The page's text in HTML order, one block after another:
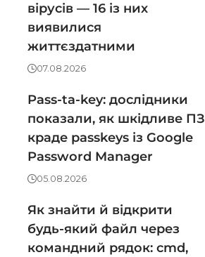
вірусів — 16 із них
виявилися
життєздатними
07.08.2026
Pass-ta-key: дослідники
показали, як шкідливе ПЗ
краде passkeys із Google
Password Manager
05.08.2026
Як знайти й відкрити
будь-який файл через
командний рядок: cmd,